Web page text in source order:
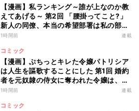
【漫画】私ランキング～誰が上なのか教
えてあげる～ 第2回 「腰掛ってこと?」
新人の同僚、本当の希望部署は私の部署
じゃなくて…
1時間前 連載
コミック
【漫画】ぷちっとキレた令嬢パトリシア
は人生を謳歌することにした 第1回 婚約
者を元奴隷の侍女に奪われた令嬢は、ぷ
ちっとキレて…
1時間前 連載
コミック